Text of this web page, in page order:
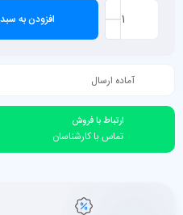
افزودن به
آماده ارسال
ارتباط با فروش
تماس با کارشناسان